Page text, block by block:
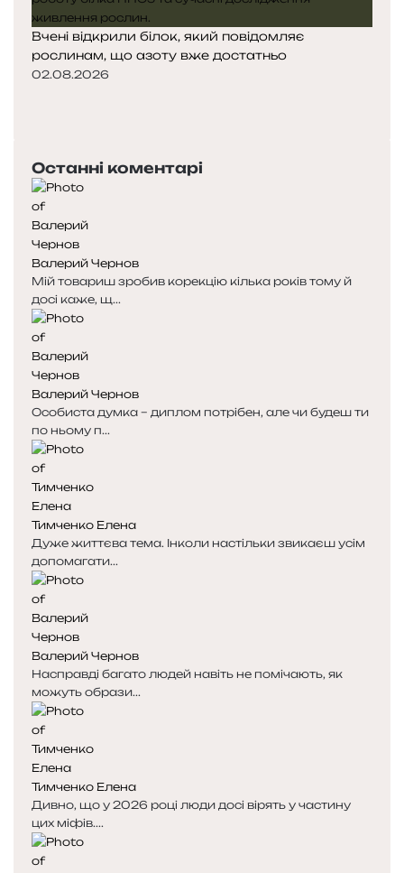
Вчені відкрили білок, який повідомляє
рослинам, що азоту вже достатньо
02.08.2026
р
е
д
н
я
с
т
о
р
і
н
к
а
т
у
п
н
а
с
т
о
р
і
н
к
а
Останні коментарі
Валерий Чернов
Мій товариш зробив корекцію кілька років тому й
досі каже, щ...
Валерий Чернов
Особиста думка – диплом потрібен, але чи будеш ти
по ньому п...
Тимченко Елена
Дуже життєва тема. Інколи настільки звикаєш усім
допомагати...
Валерий Чернов
Насправді багато людей навіть не помічають, як
можуть образи...
Тимченко Елена
Дивно, що у 2026 році люди досі вірять у частину
цих міфів....